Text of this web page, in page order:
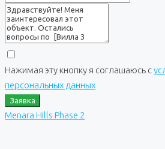
Нажимая эту кнопку я соглашаюсь с
персональных данных
Заявка
Menara Hills Phase 2